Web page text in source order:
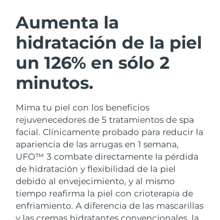
Aumenta la
hidratación de la piel
un 126% en sólo 2
minutos.
Mima tu piel con los beneficios
rejuvenecedores de 5 tratamientos de spa
facial. Clínicamente probado para reducir la
apariencia de las arrugas en 1 semana,
UFO™ 3 combate directamente la pérdida
de hidratación y flexibilidad de la piel
debido al envejecimiento, y al mismo
tiempo reafirma la piel con crioterapia de
enfriamiento. A diferencia de las mascarillas
y las cremas hidratantes convencionales, la
Limpieza facial
LUNA™ 4 pack
Anti-aging massage
LUNA™ 4 Plus
Massage, LED heating
LUNA™ 4 Men
For men, anti-aging massage
Lifting facial
BEAR™ 2 pack
Microcurrent toning
BEAR™ 2 go
Microcurrent toning on-the-go
BEAR™ 2 eyes & lips
Microcurrent line smoothing device
Hidratación
UFO™ 3 pack
Deep facial hydration
UFO™ 3 LED
Near-infrared and red light therapy
device
Cuidado bucal
issa™ 4
Hybrid silicone sonic toothbrush
issa™ 4 plus
Smart hybrid silicone sonic toothbrush
TRATAMIENTO ANTIEDAD FAQ™
Antiedad Tratamientos LED
NEW
Austria
Baréin Entrega prevista 12/08/2026
Bélgica Entrega prevista
Bermudas
Bosnia y Herzegovina Entrega prevista
Brunéi Entrega prevista16/08/2026
Bulgaria Entrega prevista11/08/2026
Canadá Entrega prevista
Chile Entrega prevista15/08/2026